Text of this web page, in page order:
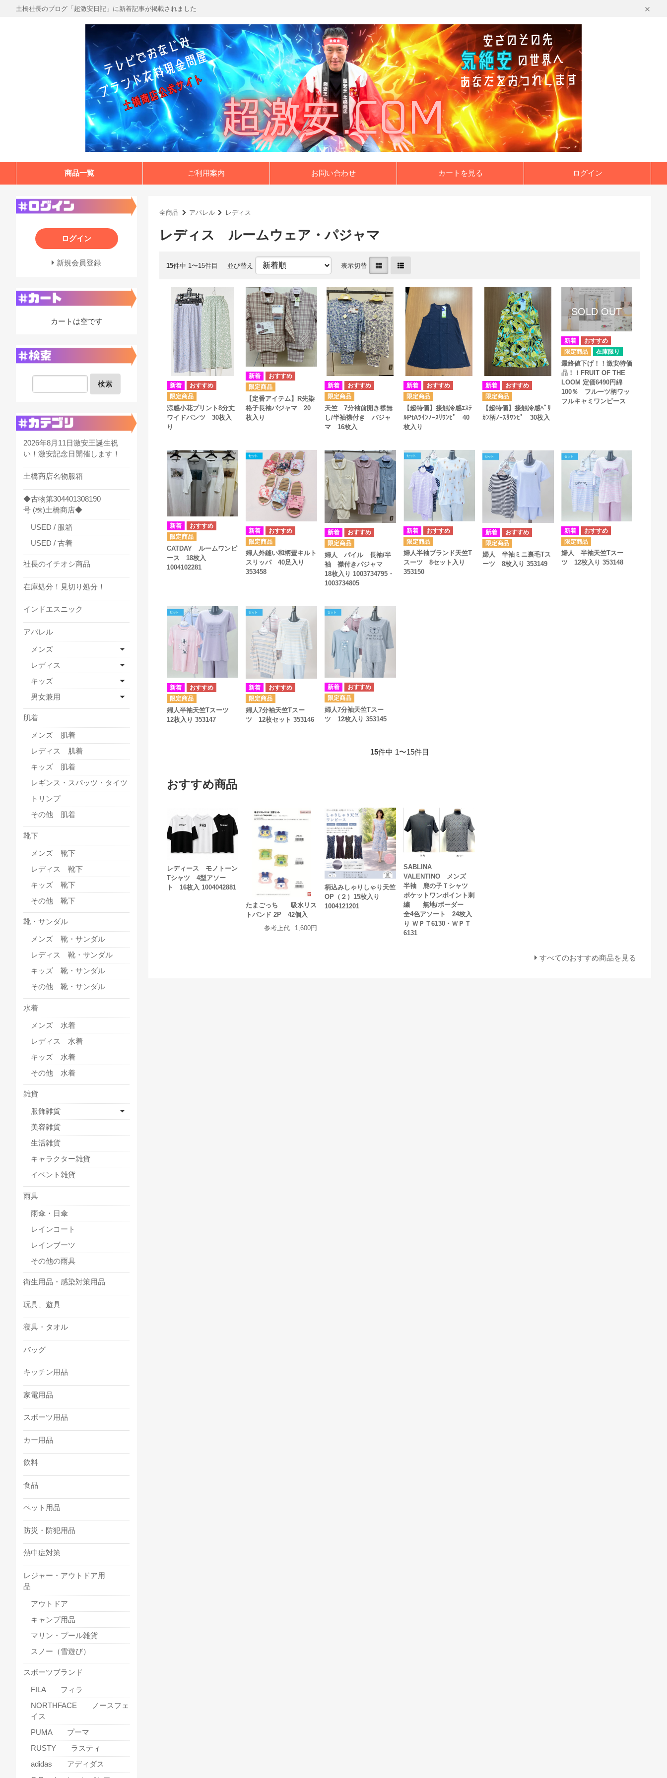
土橋社長のブログ「超激安日記」に新着記事が掲載されました
商品一覧 ご利用案内 お問い合わせ カートを見る ログイン
全商品 アパレル レディス
レディス ルームウェア・パジャマ
15件中 1〜15件目 並び替え 表示切替
涼感小花プリント8分丈
ワイドパンツ 30枚入
り
【定番アイテム】R先染
格子長袖パジャマ 20
枚入り
天竺 7分袖前開き襟無
し/半袖襟付き パジャ
マ 16枚入
【超特価】接触冷感ｴｽﾃ
ﾙPtAﾗｲﾝﾉｰｽﾘﾜﾝﾋﾟ 40
枚入り
【超特価】接触冷感ﾍﾟﾘ
ｶﾝ柄ﾉｰｽﾘﾜﾝﾋﾟ 30枚入
在庫限り
最終値下げ！！激安特価
品！！FRUIT OF THE
LOOM 定価6490円綿
100％ フルーツ柄ワッ
フルキャミワンピース
CATDAY ルームワンピ
ース 18枚入
1004102281
婦人外縫い和柄畳キルト
スリッパ 40足入り
353458
婦人 パイル 長袖/半
袖 襟付きパジャマ
18枚入り 1003734795・
1003734805
婦人半袖ブランド天竺T
スーツ 8セット入り
353150
婦人 半袖ミニ裏毛Tス
ーツ 8枚入り 353149
婦人 半袖天竺Tスー
ツ 12枚入り 353148
婦人半袖天竺Tスーツ
12枚入り 353147
婦人7分袖天竺Tスー
ツ 12枚セット 353146
婦人7分袖天竺Tスー
ツ 12枚入り 353145
15件中 1〜15件目
おすすめ商品
レディース モノトーン
Tシャツ 4型アソー
ト 16枚入 1004042881
たまごっち 吸水リス
トバンド 2P 42個入
参考上代
1,600円
柄込みしゃりしゃり天竺
OP（２）15枚入り
1004121201
SABLINA
VALENTINO メンズ
半袖 鹿の子Ｔシャツ
ポケットワンポイント刺
繍 無地/ボーダー
全4色アソート 24枚入
り ＷＰＴ6130・ＷＰＴ
6131
すべてのおすすめ商品を見る
ログイン
新規会員登録
カートは空です
検索
2026年8月11日激安王誕生祝
い！激安記念日開催します！
土橋商店名物服箱
◆古物第304401308190
号 (株)土橋商店◆
USED / 服箱
USED / 古着
社長のイチオシ商品
在庫処分！見切り処分！
インドエスニック
アパレル
メンズ
レディス
キッズ
男女兼用
肌着
メンズ 肌着
レディス 肌着
キッズ 肌着
レギンス・スパッツ・タイツ
トリンプ
その他 肌着
靴下
メンズ 靴下
レディス 靴下
キッズ 靴下
その他 靴下
靴・サンダル
メンズ 靴・サンダル
レディス 靴・サンダル
キッズ 靴・サンダル
その他 靴・サンダル
水着
メンズ 水着
レディス 水着
キッズ 水着
その他 水着
雑貨
服飾雑貨
美容雑貨
生活雑貨
キャラクター雑貨
イベント雑貨
雨具
雨傘・日傘
レインコート
レインブーツ
その他の雨具
衛生用品・感染対策用品
玩具、遊具
寝具・タオル
バッグ
キッチン用品
家電用品
スポーツ用品
カー用品
飲料
食品
ペット用品
防災・防犯用品
熱中症対策
レジャー・アウトドア用
品
アウトドア
キャンプ用品
マリン・プール雑貨
スノー（雪遊び）
スポーツブランド
FILA フィラ
NORTHFACE ノースフェ
イス
PUMA プーマ
RUSTY ラスティ
adidas アディダス